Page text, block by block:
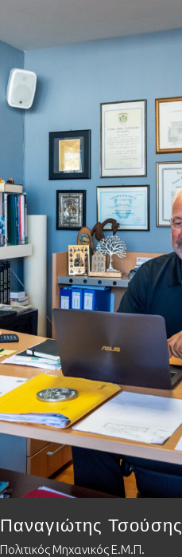
Παναγιώτης Τσούσης
Πολιτικός Μηχανικός Ε.Μ.Π.